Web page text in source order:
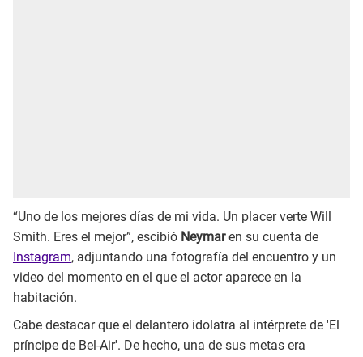
“Uno de los mejores días de mi vida. Un placer verte Will
Smith. Eres el mejor”, escibió Neymaren su cuenta de
Instagram, adjuntando una fotografía del encuentro y un
video del momento en el que el actor aparece en la
habitación.
Cabe destacar que el delantero idolatra al intérprete de 'El
príncipe de Bel-Air'. De hecho, una de sus metas era